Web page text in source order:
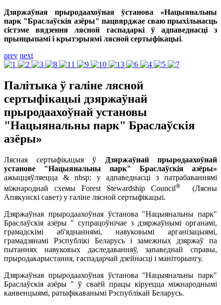
Дзяржаўная прыродаахоўная ўстанова «Нацыянальны
парк "Браслаўскія азёры" пацвярджае сваю прыхільнасць
сістэме вядзення лясной гаспадаркі ў адпаведнасці з
прынцыпамі і крытэрыямі лясной сертыфікацыі.
prev next
Палітыка ў галіне лясной
сертыфікацыі дзяржаўнай
прыродаахоўнай установы
"Нацыянальны парк" Браслаўскія
азёры»
Лясная сертыфікацыя ў
Дзяржаўнай прыродаахоўнай
установе "Нацыянальны парк" Браслаўскія азёры»
ажыццяўляецца & nbsp; у адпаведнасці з патрабаваннямі
міжнароднай схемы Forest Stewardship Council® (Лясны
Апякунскі савет) у галіне лясной сертыфікацыі.
Дзяржаўная прыродаахоўная ўстанова "Нацыянальны парк"
Браслаўскія азёры " супрацоўнічае з дзяржаўнымі органамі,
грамадскімі аб'яднаннямі, навуковымі арганізацыямі,
грамадзянамі Рэспублікі Беларусь і замежных дзяржаў па
пытаннях навуковых даследаванняў, запаведнай справы,
прыродакарыстання, гаспадарчай дзейнасці і маніторынгу.
Дзяржаўная прыродаахоўная ўстанова "Нацыянальны парк"
Браслаўскія азёры " ў сваёй працы кіруецца міжнароднымі
канвенцыямі, ратыфікаванымі Рэспублікай Беларусь.